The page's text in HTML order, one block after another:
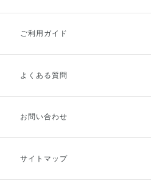
ご利用ガイド
ご利用ガイドトップ
お支払方法
キャンセル・返品・交換
よくある質問
お問い合わせ
サイトマップ